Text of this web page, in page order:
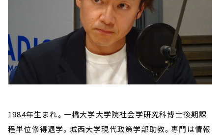
1984年生まれ。一橋大学大学院社会学研究科博士後期課
程単位修得退学。城西大学現代政策学部助教。専門は情報